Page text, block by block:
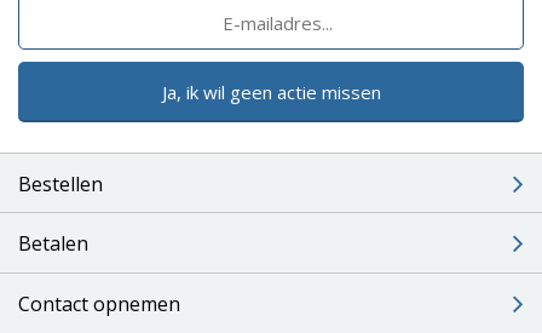
Ja, ik wil geen actie missen
Bestellen
Betalen
Contact opnemen